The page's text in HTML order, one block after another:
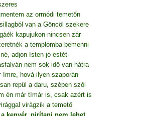
az ormódi temetőn
van a Göncöl szekere
kapujukon nincsen zár
a templomba bemenni
adjon Isten jó estét
nem sok idő van hátra
Imre, hová ilyen szaporán
repül a daru, szépen szól
én már tímár is, csak azért is
virágzik a temető